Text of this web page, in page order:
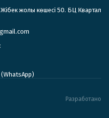
жолы көшесі 50. БЦ Квартал
(WhatsApp)
Разработано